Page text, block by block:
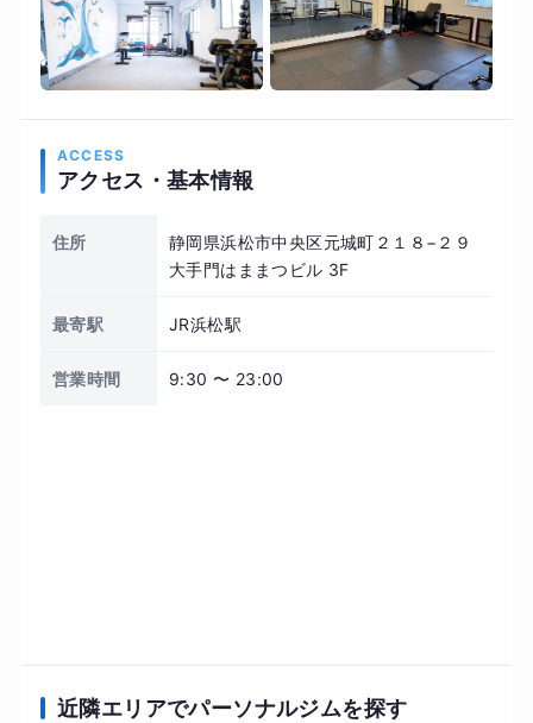
ACCESS
アクセス・基本情報
住所
静岡県浜松市中央区元城町２１８−２９
大手門はままつビル 3F
最寄駅 JR浜松駅
営業時間 9:30 〜 23:00
近隣エリアでパーソナルジムを探す